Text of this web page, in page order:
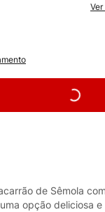
de Sêmola
opção deliciosa